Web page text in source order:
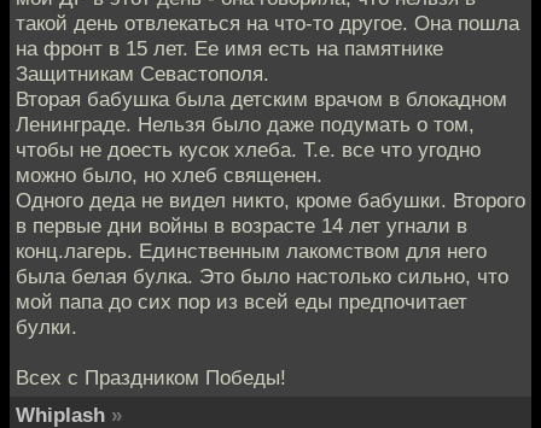
такой день отвлекаться на что-то другое. Она пошла
на фронт в 15 лет. Ее имя есть на памятнике
Защитникам Севастополя.
Вторая бабушка была детским врачом в блокадном
Ленинграде. Нельзя было даже подумать о том,
чтобы не доесть кусок хлеба. Т.е. все что угодно
можно было, но хлеб священен.
Одного деда не видел никто, кроме бабушки. Второго
в первые дни войны в возрасте 14 лет угнали в
конц.лагерь. Единственным лакомством для него
была белая булка. Это было настолько сильно, что
мой папа до сих пор из всей еды предпочитает
булки.
Всех с Праздником Победы!
Whiplash »